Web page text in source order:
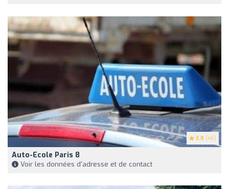
3.8 (46)
Auto-Ecole Paris 8
Voir les données d'adresse et de contact